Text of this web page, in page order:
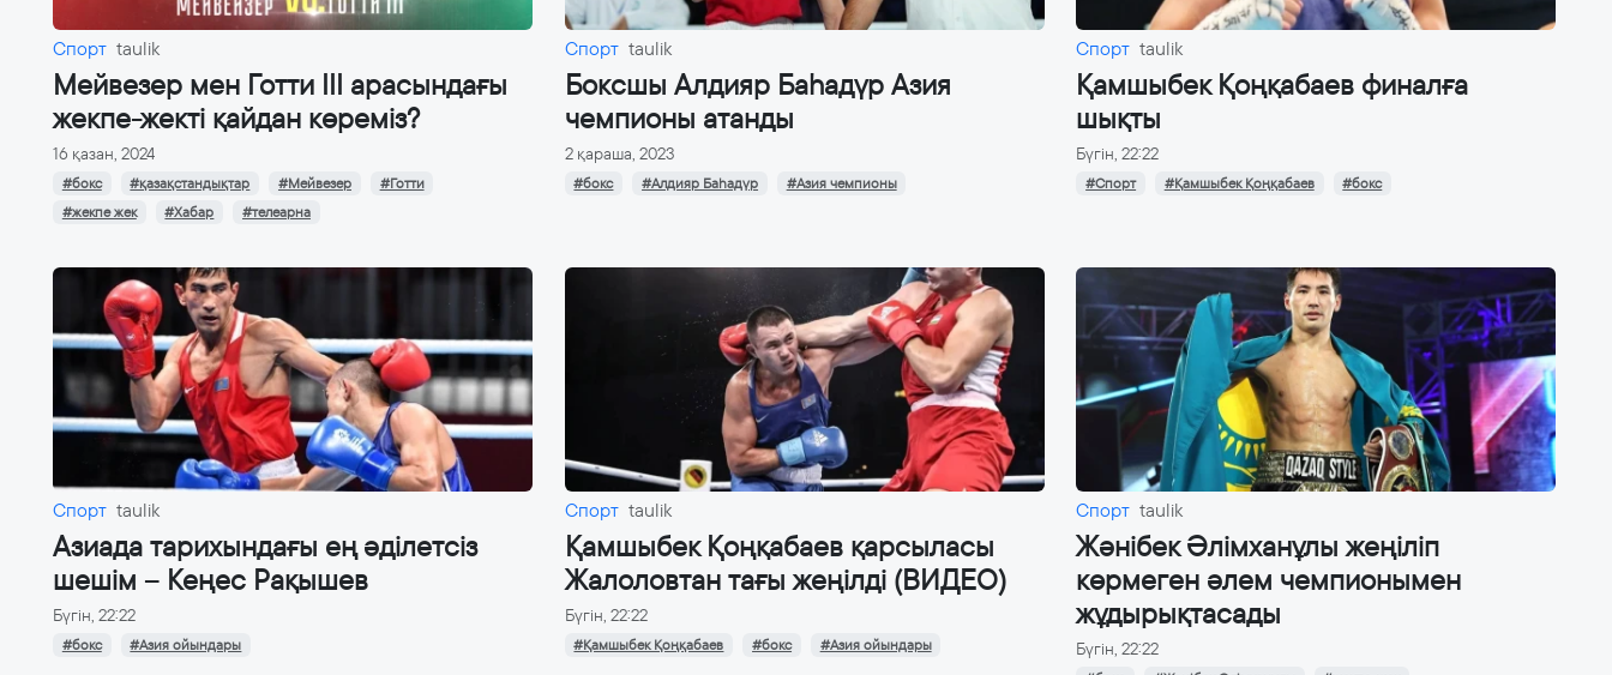
Спорт taulik
Мейвезер мен Готти ІІІ арасындағы
жекпе-жекті қайдан көреміз?
16 қазан, 2024
#бокс #қазақстандықтар #Мейвезер
#Готти
#жекпе жек
#Хабар #телеарна
Спорт taulik
Боксшы Алдияр Баһадүр Азия
чемпионы атанды
2 қараша, 2023
#бокс #Алдияр Баһадүр #Азия чемпионы
Спорт taulik
Қамшыбек Қоңқабаев финалға
шықты
Бүгін, 22:22
#Спорт #Қамшыбек Қоңқабаев #бокс
Спорт taulik
Азиада тарихындағы ең әділетсіз
шешім – Кеңес Рақышев
Бүгін, 22:22
#бокс #Азия ойындары
Спорт taulik
Қамшыбек Қоңқабаев қарсыласы
Жалоловтан тағы жеңілді (ВИДЕО)
Бүгін, 22:22
#Қамшыбек Қоңқабаев #бокс #Азия ойындары
Спорт taulik
Жәнібек Әлімханұлы жеңіліп
көрмеген әлем чемпионымен
жұдырықтасады
Бүгін, 22:22